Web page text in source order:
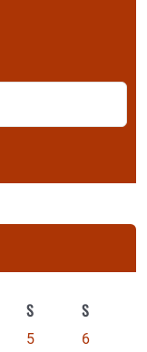
S S
5
6